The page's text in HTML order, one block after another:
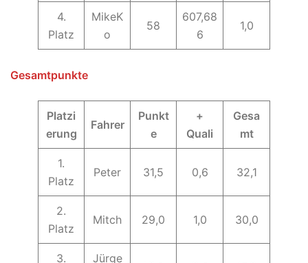
4.
Platz
MikeK
o
58
607,68
6
1,0
Gesamtpunkte
Platzi
erung
Fahrer
Punkt
e
+
Quali
Gesa
mt
1.
Platz
Peter 31,5 0,6 32,1
2.
Platz
Mitch 29,0 1,0 30,0
3.
Jürge